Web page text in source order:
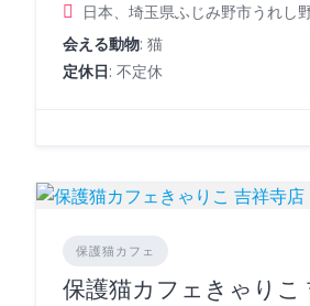
日本、埼玉県ふじみ野市うれし
会える動物: 猫
定休日: 不定休
保護猫カフェ
保護猫カフェきゃりこ